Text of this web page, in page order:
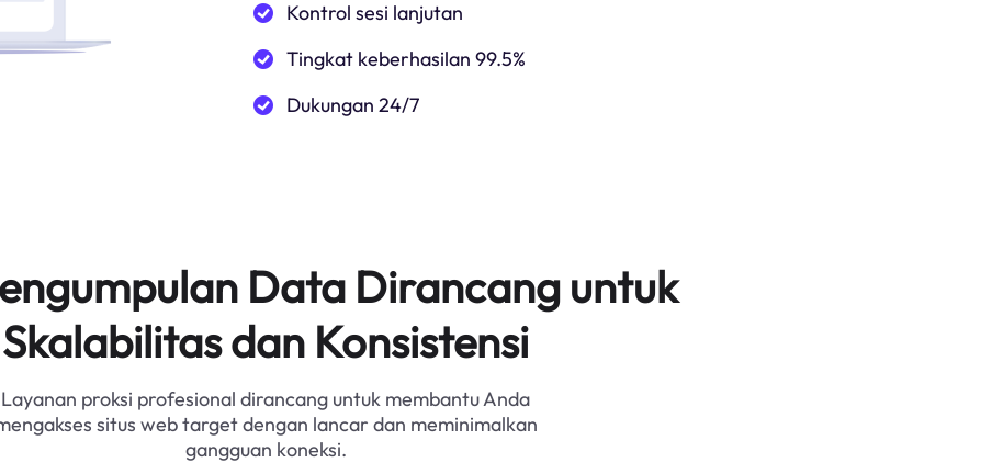
Kontrol sesi lanjutan
Tingkat keberhasilan 99.5%
Dukungan 24/7
Data Dirancang untuk
Skalabilitas dan Konsistensi
Layanan proksi profesional dirancang untuk membantu Anda
situs web target dengan lancar dan meminimalkan
gangguan koneksi.